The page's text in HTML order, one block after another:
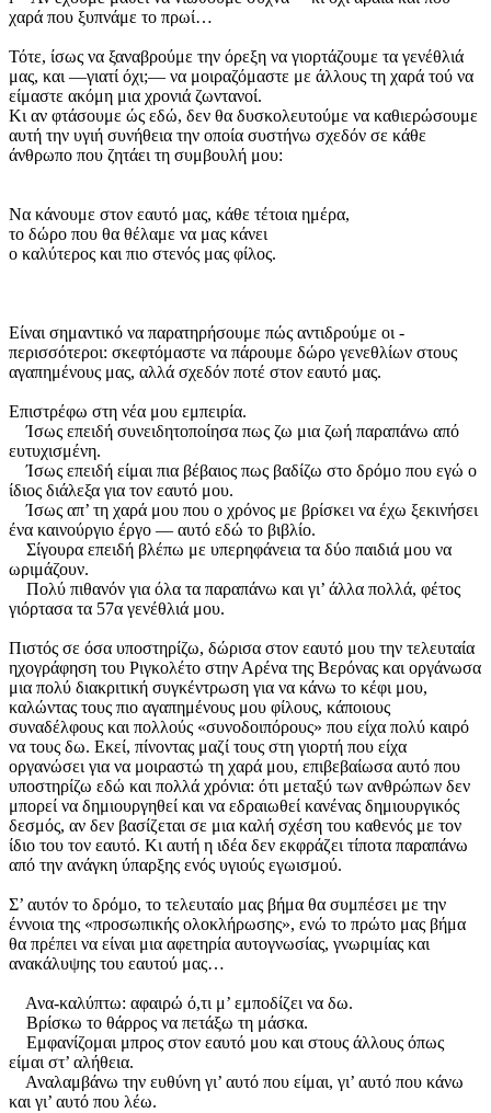
χαρά που ξυπνάμε το πρωί…
Τότε, ίσως να ξαναβρούμε την όρεξη να γιορτάζουμε τα γενέθλιά
μας, και —γιατί όχι;— να μοιραζόμαστε με άλλους τη χαρά τού να
είμαστε ακόμη μια χρονιά ζωντανοί.
Κι αν φτάσουμε ώς εδώ, δεν θα δυσκολευτούμε να καθιερώσουμε
αυτή την υγιή συνήθεια την οποία συστήνω σχεδόν σε κάθε
άνθρωπο που ζητάει τη συμβουλή μου:
Να κάνουμε στον εαυτό μας, κάθε τέτοια ημέρα,
το δώρο που θα θέλαμε να μας κάνει
ο καλύτερος και πιο στενός μας φίλος.
Είναι σημαντικό να παρατηρήσουμε πώς αντιδρούμε οι ­
περισσότεροι: σκεφτόμαστε να πάρουμε δώρο γενεθλίων στους
αγαπημένους μας, αλλά σχεδόν ποτέ στον εαυτό μας.
Επιστρέφω στη νέα μου εμπειρία.
Ίσως επειδή συνειδητοποίησα πως ζω μια ζωή παραπάνω από
ευτυχισμένη.
Ίσως επειδή είμαι πια βέβαιος πως βαδίζω στο δρόμο που εγώ ο
ίδιος διάλεξα για τον εαυτό μου.
Ίσως απ’ τη χαρά μου που ο χρόνος με βρίσκει να έχω ξεκινήσει
ένα καινούργιο έργο — αυτό εδώ το βιβλίο.
Σίγουρα επειδή βλέπω με υπερηφάνεια τα δύο παιδιά μου να
ωριμάζουν.
Πολύ πιθανόν για όλα τα παραπάνω και γι’ άλλα πολλά, φέτος
γιόρτασα τα 57α γενέθλιά μου.
Πιστός σε όσα υποστηρίζω, δώρισα στον εαυτό μου την τελευταία
ηχογράφηση του Ριγκολέτο στην Αρένα της Βερόνας και οργάνωσα
μια πολύ διακριτική συγκέντρωση για να κάνω το κέφι μου,
καλώντας τους πιο αγαπημένους μου φίλους, κάποιους
συναδέλφους και πολλούς «συνοδοιπόρους» που είχα πολύ καιρό
να τους δω. Εκεί, πίνοντας μαζί τους στη γιορτή που είχα
οργανώσει για να μοιραστώ τη χαρά μου, επιβεβαίωσα αυτό που
υποστηρίζω εδώ και πολλά χρόνια: ότι μεταξύ των ανθρώπων δεν
μπορεί να δημιουργηθεί και να εδραιωθεί κανένας δημιουργικός
δεσμός, αν δεν βασίζεται σε μια καλή σχέση του καθενός με τον
ίδιο του τον εαυτό. Κι αυτή η ιδέα δεν εκφράζει τίποτα παραπάνω
από την ανάγκη ύπαρξης ενός υγιούς εγωισμού.
Σ’ αυτόν το δρόμο, το τελευταίο μας βήμα θα συμπέσει με την
έννοια της «προσωπικής ολοκλήρωσης», ενώ το πρώτο μας βήμα
θα πρέπει να είναι μια αφετηρία αυτογνωσίας, γνωριμίας και
ανακάλυψης του εαυτού μας…
Ανα-καλύπτω: αφαιρώ ό,τι μ’ εμποδίζει να δω.
Βρίσκω το θάρρος να πετάξω τη μάσκα.
Εμφανίζομαι μπρος στον εαυτό μου και στους άλλους όπως
είμαι στ’ αλήθεια.
Αναλαμβάνω την ευθύνη γι’ αυτό που είμαι, γι’ αυτό που κάνω
και γι’ αυτό που λέω.